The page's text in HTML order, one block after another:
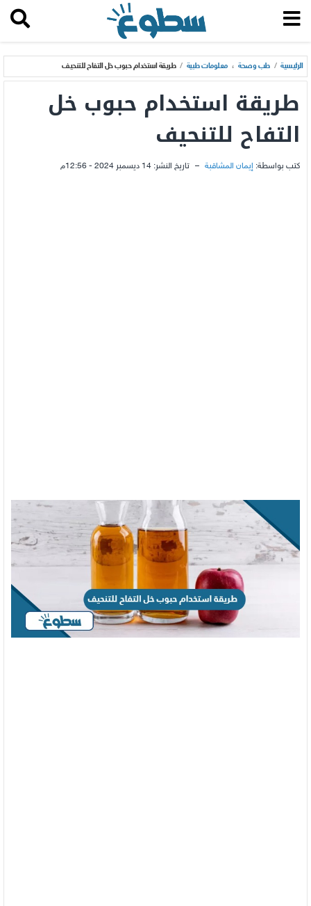
الرئيسية / طب وصحة ، معلومات طبية / طريقة استخدام حبوب خل التفاح للتنحيف
طريقة استخدام حبوب خل
التفاح للتنحيف
كتب بواسطة: إيمان المشاقبة – تاريخ النشر: 14 ديسمبر 2024 - 12:56م